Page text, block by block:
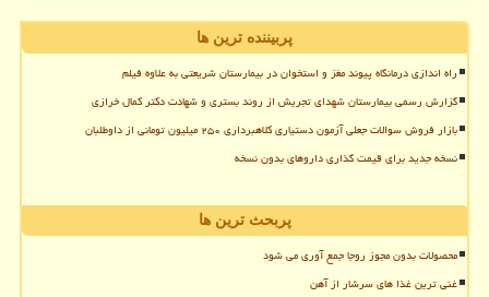
پربیننده ترین ها
راه اندازی درمانگاه پیوند مغز و استخوان در بیمارستان شریعتی به علاوه فیلم
گزارش رسمی بیمارستان شهدای تجریش از روند بستری و شهادت دکتر کمال خرازی
بازار فروش سوالات جعلی آزمون دستیاری کلاهبرداری ۲۵۰ میلیون تومانی از داوطلبان
نسخه جدید برای قیمت گذاری داروهای بدون نسخه
پربحث ترین ها
محصولات بدون مجوز روجا جمع آوری می شود
غنی ترین غذا های سرشار از آهن